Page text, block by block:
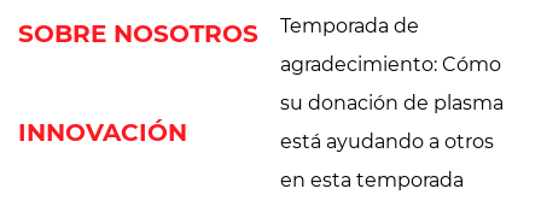
SOBRE NOSOTROS
INNOVACIÓN
Temporada de
agradecimiento: Cómo
su donación de plasma
está ayudando a otros
en esta temporada